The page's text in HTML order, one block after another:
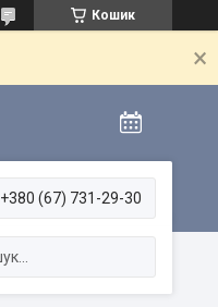
Кошик
+380 (67) 731-29-30